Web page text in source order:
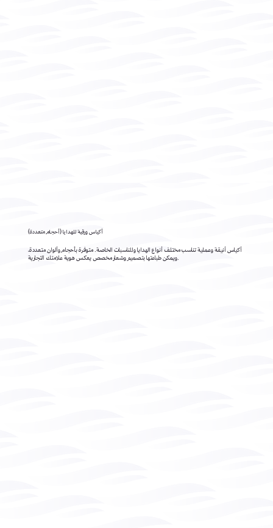
أكياس ورقية للهدايا (أحجام متعددة)
أكياس أنيقة وعملية تناسب مختلف أنواع الهدايا والمناسبات الخاصة. متوفرة بأحجام وألوان متعددة،
ويمكن طباعتها بتصميم وشعار مخصص يعكس هوية علامتك التجارية.